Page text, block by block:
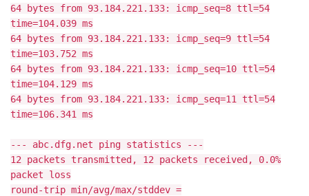
64 bytes from 93.184.221.133: icmp_seq=8 ttl=54
time=104.039 ms
64 bytes from 93.184.221.133: icmp_seq=9 ttl=54
time=103.752 ms
64 bytes from 93.184.221.133: icmp_seq=10 ttl=54
time=104.129 ms
64 bytes from 93.184.221.133: icmp_seq=11 ttl=54
time=106.341 ms
--- abc.dfg.net ping statistics ---
12 packets transmitted, 12 packets received, 0.0%
packet loss
round-trip min/avg/max/stddev =